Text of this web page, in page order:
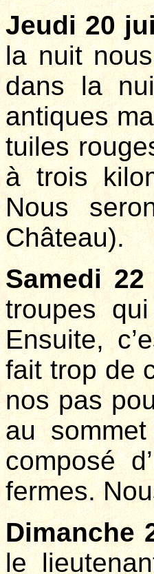
Jeudi 20
la nuit
dans la
antiques
tuiles
à trois
Nous
Château).
Samedi
troupes
Ensuite,
fait trop de
nos pas
au
composé
fermes.
Dimanche
le